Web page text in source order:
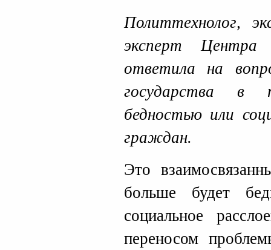
Политтехнолог,
эксперт
ответила на
государства в
бедностью или
граждан.
Это
больше будет
социальное
переносом